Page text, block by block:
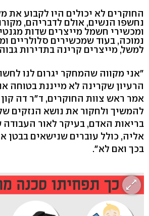
החוקרים לא יכולים היו לקבוע את
נחשפו הנשים, אולם לדבריהם,
ומכשירי חשמל מייצרים שדות
נמוכה, בעוד שמכשירים סלולריים
למשל, מייצרים קרינה בתדירות
"אני מקווה שהמחקר יגרום לנו
הרעיון שקרינה לא מייננת בטוחה
אמר ראש צוות החוקרים, ד"ר דה קון
להמשיך ולחקור את נושא הנזקים
בריאות האדם, בעיקר לאור
אליה, כולל עוברים שנישאים בבטן
בכך ואם לא".